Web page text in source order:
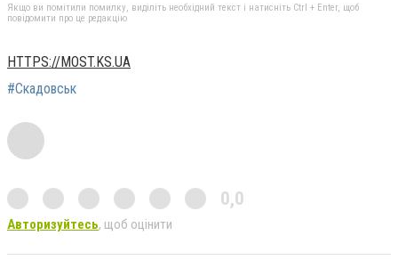
Якщо ви помітили помилку, виділіть необхідний текст і натисніть Ctrl + Enter, щоб
повідомити про це редакцію
HTTPS://MOST.KS.UA
#Скадовськ
0,0
Авторизуйтесь, щоб оцінити